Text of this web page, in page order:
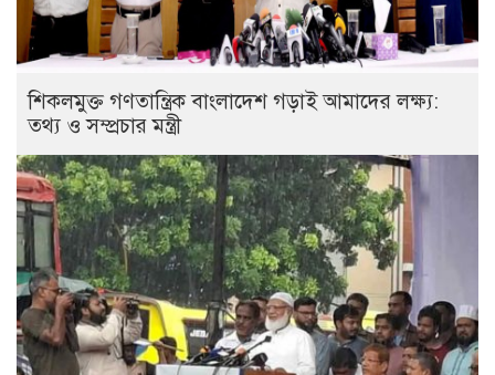
শিকলমুক্ত গণতান্ত্রিক বাংলাদেশ গড়াই আমাদের লক্ষ্য:
তথ্য ও সম্প্রচার মন্ত্রী